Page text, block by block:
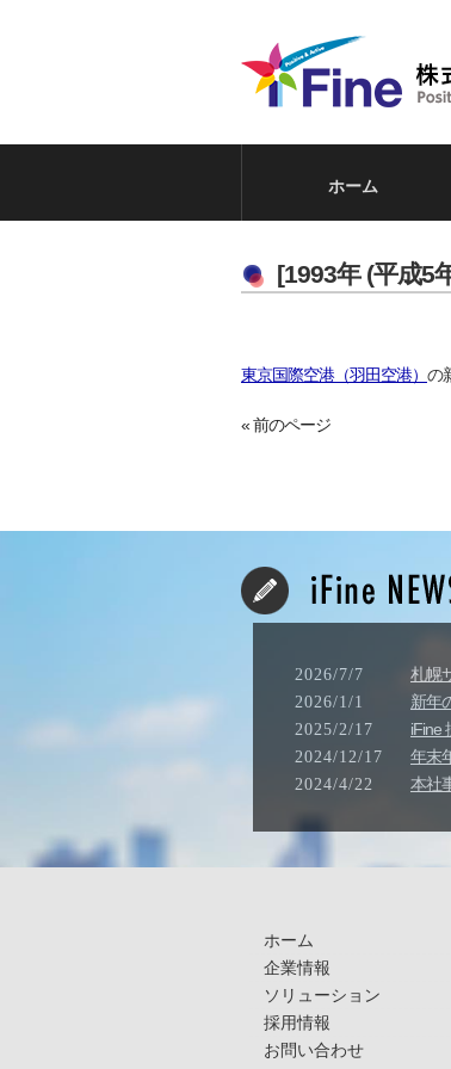
ホーム
[1993年 (平成5
東京国際空港（羽田空港） の
« 前のページ
2026/7/7 札幌
2026/1/1 新年
2025/2/17 iFine
2024/12/17 年末
2024/4/22 本社
ホーム
企業情報
ソリューション
採用情報
お問い合わせ